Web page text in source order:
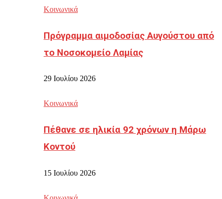
Κοινωνικά
Πρόγραμμα αιμοδοσίας Αυγούστου από
το Νοσοκομείο Λαμίας
29 Ιουλίου 2026
Κοινωνικά
Πέθανε σε ηλικία 92 χρόνων η Μάρω
Κοντού
15 Ιουλίου 2026